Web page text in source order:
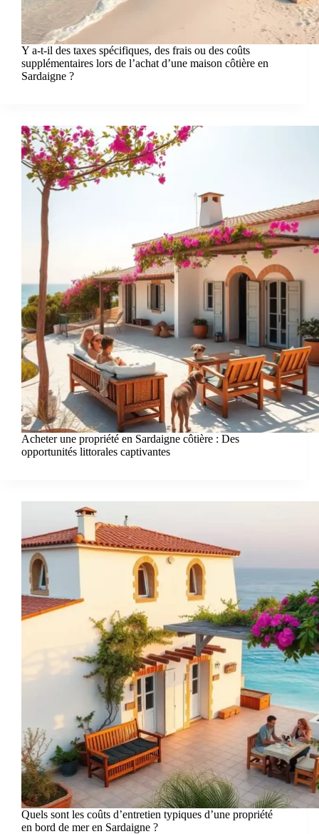
Y a-t-il des taxes spécifiques, des frais ou des coûts
supplémentaires lors de l’achat d’une maison côtière en
Sardaigne ?
Acheter une propriété en Sardaigne côtière : Des
opportunités littorales captivantes
Quels sont les coûts d’entretien typiques d’une propriété
en bord de mer en Sardaigne ?